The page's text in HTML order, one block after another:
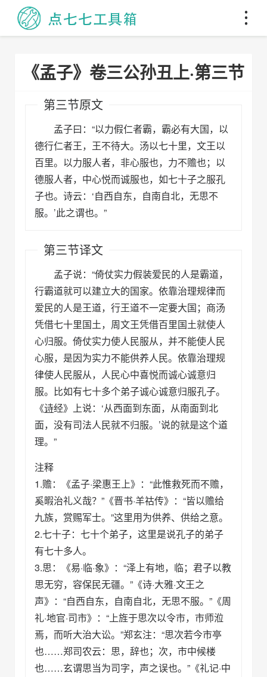
《孟子》卷三公孙丑上·第三节
第三节原文
孟子曰：“以力假仁者霸，霸必有大国，以
德行仁者王，王不待大。汤以七十里，文王以
百里。以力服人者，非心服也，力不赡也；以
德服人者，中心悦而诚服也，如七十子之服孔
子也。诗云：‘自西自东，自南自北，无思不
服。’此之谓也。”
第三节译文
孟子说：“倚仗实力假装爱民的人是霸道，
行霸道就可以建立大的国家。依靠治理规律而
爱民的人是王道，行王道不一定要大国；商汤
凭借七十里国土，周文王凭借百里国土就使人
心归服。倚仗实力使人民服从，并不能使人民
心服，是因为实力不能供养人民。依靠治理规
律使人民服从，人民心中喜悦而诚心诚意归
服。比如有七十多个弟子诚心诚意归服孔子。
《诗经》上说：‘从西面到东面，从南面到北
面，没有司法人民就不归服。’说的就是这个道
理。”
注释
1.赡：《孟子·梁惠王上》：“此惟救死而不赡，
奚暇治礼义哉？”《晋书·羊祜传》：“皆以赡给
九族，赏赐军士。”这里用为供养、供给之意。
2.七十子：七十个弟子，这里是说孔子的弟子
有七十多人。
3.思：《易·临·象》：“泽上有地，临；君子以教
思无穷，容保民无疆。”《诗·大雅·文王之
声》：“自西自东，自南自北，无思不服。”《周
礼·地官·司市》：“上旌于思次以令市，市师涖
焉，而听大治大讼。”郑玄注：“思次若今市亭
也……郑司农云：思，辞也；次，市中候楼
也……玄谓思当为司字，声之误也。”《礼记·中